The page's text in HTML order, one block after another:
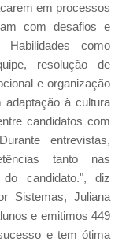
em processos
com desafios e
como
resolução de
e organização
adaptação à cultura
candidatos com
entrevistas,
tanto nas
candidato.", diz
Sistemas, Juliana
e emitimos 449
e tem ótima